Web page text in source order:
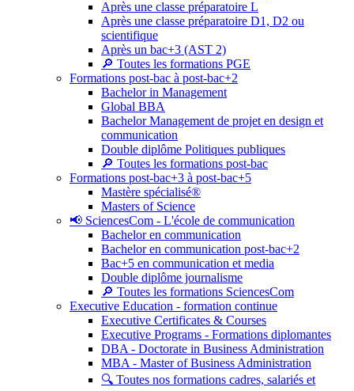
Après une classe préparatoire L
Après une classe préparatoire D1, D2 ou
scientifique
Après un bac+3 (AST 2)
🔎 Toutes les formations PGE
Formations post-bac à post-bac+2
Bachelor in Management
Global BBA
Bachelor Management de projet en design et
communication
Double diplôme Politiques publiques
🔎 Toutes les formations post-bac
Formations post-bac+3 à post-bac+5
Mastère spécialisé®
Masters of Science
📢 SciencesCom - L'école de communication
Bachelor en communication
Bachelor en communication post-bac+2
Bac+5 en communication et media
Double diplôme journalisme
🔎 Toutes les formations SciencesCom
Executive Education - formation continue
Executive Certificates & Courses
Executive Programs - Formations diplomantes
DBA - Doctorate in Business Administration
MBA - Master of Business Administration
🔍 Toutes nos formations cadres, salariés et